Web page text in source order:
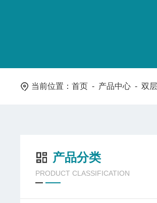
当前位置：首页 - 产品中心 -双
产品分类
PRODUCT CLASSIFICATION